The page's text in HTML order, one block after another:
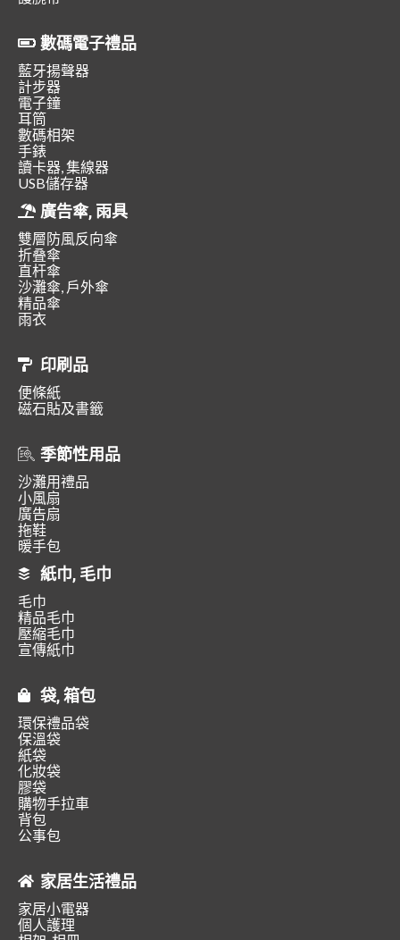
數碼電子禮品
藍牙揚聲器
計步器
電子鐘
耳筒
數碼相架
手錶
讀卡器, 集線器
USB儲存器
廣告傘, 雨具
雙層防風反向傘
折叠傘
直杆傘
沙灘傘, 戶外傘
精品傘
雨衣
印刷品
便條紙
磁石貼及書籤
季節性用品
沙灘用禮品
小風扇
廣告扇
拖鞋
暖手包
紙巾, 毛巾
毛巾
精品毛巾
壓縮毛巾
宣傳紙巾
袋, 箱包
環保禮品袋
保溫袋
紙袋
化妝袋
膠袋
購物手拉車
背包
公事包
家居生活禮品
家居小電器
個人護理